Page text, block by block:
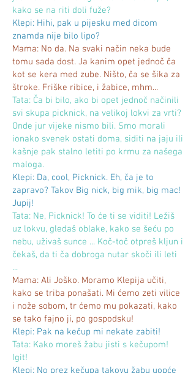
kako se na riti doli fuže?
Klepi: Hihi, pak u pijesku med dicom
znamda nije bilo lipo?
Mama: No da. Na svaki način neka bude
tomu sada dost. Ja kanim opet jednoč ča
kot se kera med zube. Ništo, ča se šika za
štroke. Friške ribice, i žabice, mhm...
Tata: Ča bi bilo, ako bi opet jednoč načinili
svi skupa picknick, na velikoj lokvi za vrti?
Onde jur vijeke nismo bili. Smo morali
ionako svenek ostati doma, siditi na jaju ili
kašnje pak stalno letiti po krmu za našega
maloga.
Klepi: Da, cool, Picknick. Eh, ča je to
zapravo? Takov Big nick, big mik, big mac!
Jupij!
Tata: Ne, Picknick! To će ti se viditi! Ležiš
uz lokvu, gledaš oblake, kako se šeću po
nebu, uživaš sunce ... Koč-toč otpreš kljun i
čekaš, da ti ča dobroga nutar skoči ili leti
...
Mama: Ali Joško. Moramo Klepija učiti,
kako se triba ponašati. Mi ćemo zeti vilice
i nože sobom, tr ćemo mu pokazati, kako
se tako fajno ji, po gospodsku!
Klepi: Pak na kečup mi nekate zabiti!
Tata: Kako moreš žabu jisti s kečupom!
Igit!
Klepi: No prez kečupa takovu žabu uopće